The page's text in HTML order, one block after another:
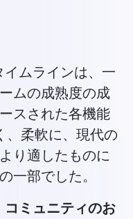
ムラインは、一
ムの成熟度の成
スされた各機能
柔軟に、現代の
り適したものに
一部でした。
ミュニティのお